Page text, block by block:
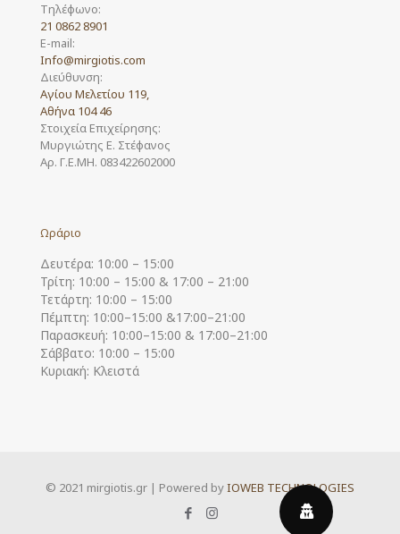
Τηλέφωνο:
21 0862 8901
E-mail:
Info@mirgiotis.com
Διεύθυνση:
Αγίου Μελετίου 119,
Αθήνα 104 46
Στοιχεία Επιχείρησης:
Μυργιώτης Ε. Στέφανος
Αρ. Γ.Ε.ΜΗ. 083422602000
Ωράριο
Δευτέρα: 10:00 – 15:00
Τρίτη: 10:00 – 15:00 & 17:00 – 21:00
Τετάρτη: 10:00 – 15:00
Πέμπτη: 10:00–15:00 &17:00–21:00
Παρασκευή: 10:00–15:00 & 17:00–21:00
Σάββατο: 10:00 – 15:00
Κυριακή: Κλειστά
© 2021 mirgiotis.gr | Powered byIOWEB TECHNOLOGIES